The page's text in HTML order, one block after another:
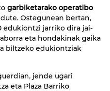
garbiketarako operatibo
Ostegunean bertan,
edukiontzi jarriko dira jai-
eta hondakinak gaika
biltzeko edukiontziak
jende ugari
eta Plaza Barriko